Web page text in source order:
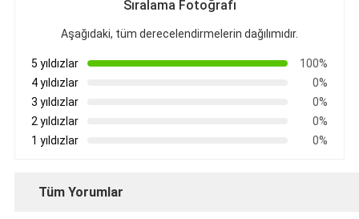
Sıralama Fotoğrafı
Aşağıdaki, tüm derecelendirmelerin dağılımıdır.
5 yıldızlar
100%
4 yıldızlar
0%
3 yıldızlar
0%
2 yıldızlar
0%
1 yıldızlar
0%
Tüm Yorumlar